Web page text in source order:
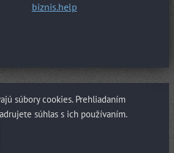
biznis.help
súbory cookies. Prehliadaním
súhlas s ich používaním.